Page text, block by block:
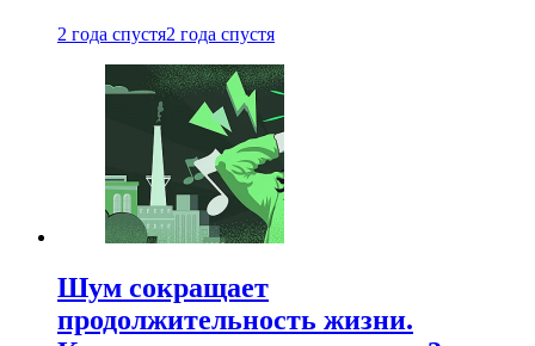
2 года спустя2 года спустя
Шум сокращает
продолжительность жизни.